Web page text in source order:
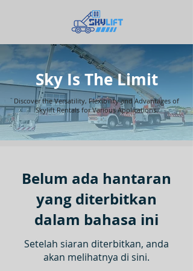
Sky Is The Limit
Discover the Versatility, Flexibility and Advantages of
Skylift Rentals for Various Applications.
Belum ada hantaran
yang diterbitkan
dalam bahasa ini
Setelah siaran diterbitkan, anda
akan melihatnya di sini.